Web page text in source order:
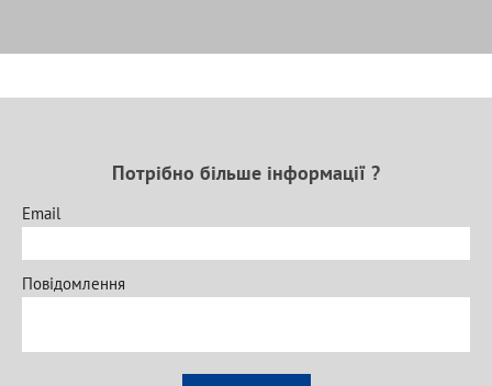
Потрібно більше інформації ?
Email
Повідомлення